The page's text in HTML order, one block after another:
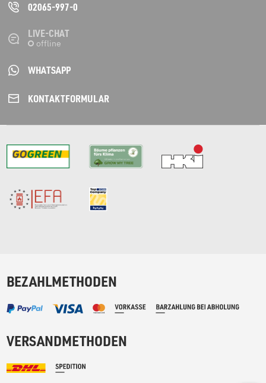
02065-997-0
LIVE-CHAT
WHATSAPP
KONTAKT­FORMULAR
BEZAHLMETHODEN
VERSANDMETHODEN